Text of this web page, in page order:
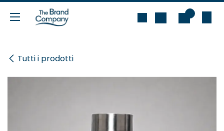
Passa al contenuto
Tutti i prodotti